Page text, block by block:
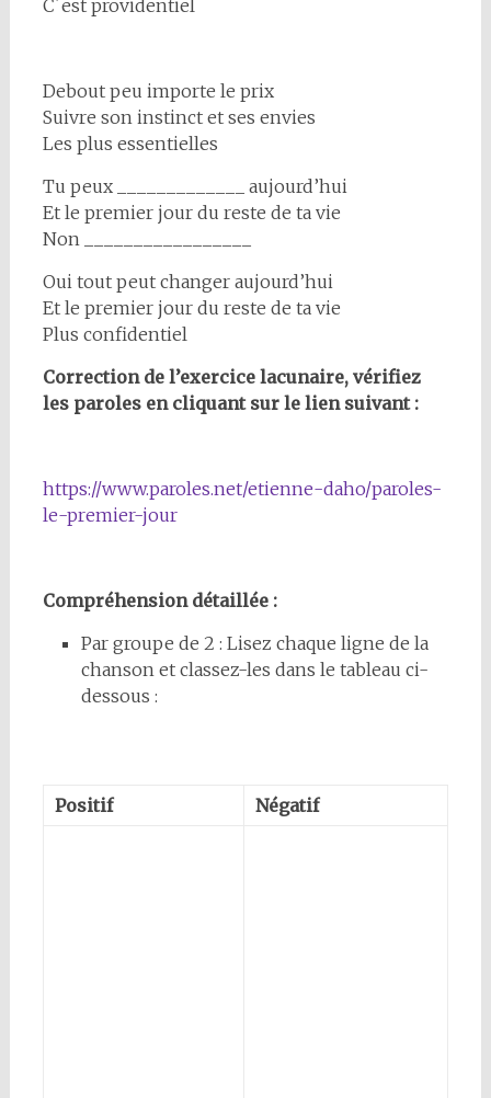
C´est providentiel
Debout peu importe le prix
Suivre son instinct et ses envies
Les plus essentielles
Tu peux _____________ aujourd’hui
Et le premier jour du reste de ta vie
Non _________________
Oui tout peut changer aujourd’hui
Et le premier jour du reste de ta vie
Plus confidentiel
Correction de l’exercice lacunaire, vérifiez
les paroles en cliquant sur le lien suivant :
https://www.paroles.net/etienne-daho/paroles-
le-premier-jour
Compréhension détaillée :
Par groupe de 2 : Lisez chaque ligne de la
chanson et classez-les dans le tableau ci-
dessous :
Positif Négatif